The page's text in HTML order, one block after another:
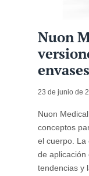
Nuon
envases
23 de junio de
Nuon
conceptos
el cuerpo. La
de aplicación
tendencias y